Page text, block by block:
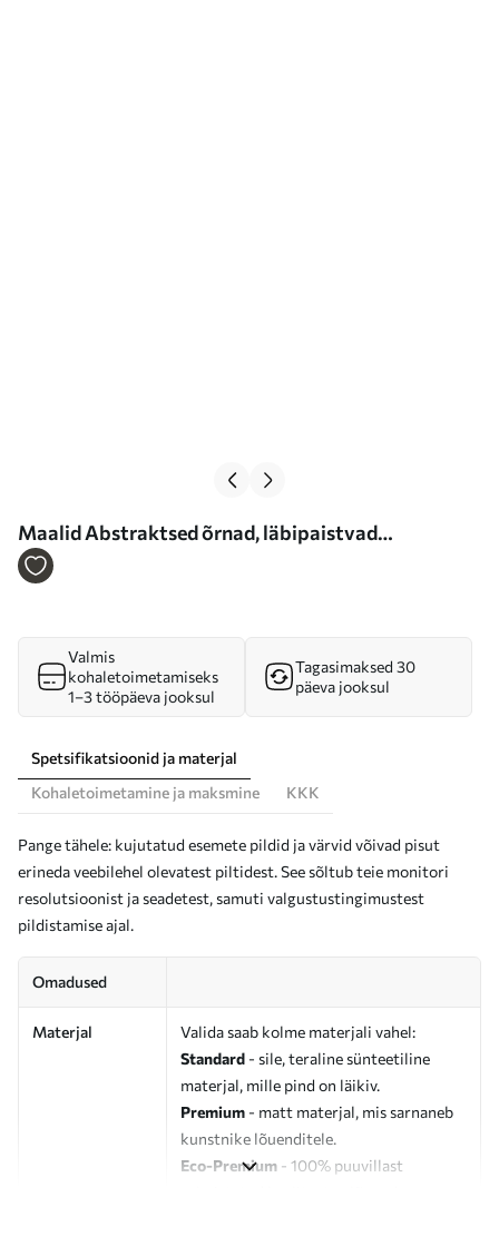
Maalid Abstraktsed õrnad, läbipaistvad
kroonlehed keerlevad sissepoole pehme valguse ja
Valmis
kohaletoimetamiseks
1–3 tööpäeva jooksul
Tagasimaksed 30
päeva jooksul
Spetsifikatsioonid ja materjal
Kohaletoimetamine ja maksmine
KKK
Pange tähele: kujutatud esemete pildid ja värvid võivad pisut
erineda veebilehel olevatest piltidest. See sõltub teie monitori
resolutsioonist ja seadetest, samuti valgustustingimustest
pildistamise ajal.
Omadused
Materjal
Valida saab kolme materjali vahel:
Standard - sile, teraline sünteetiline
materjal, mille pind on läikiv.
Premium - matt materjal, mis sarnaneb
kunstnike lõuenditele.
Eco-Premium - 100% puuvillast